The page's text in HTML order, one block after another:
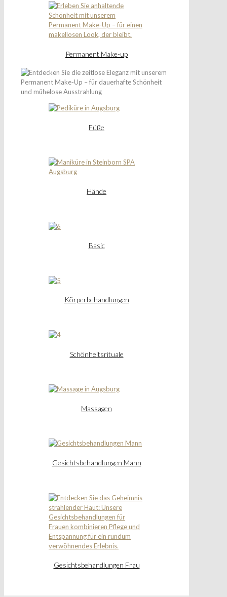
Permanent Make-up
Füße
Hände
Basic
Körperbehandlungen
Schönheitsrituale
Massagen
Gesichtsbehandlungen Mann
Gesichtsbehandlungen Frau